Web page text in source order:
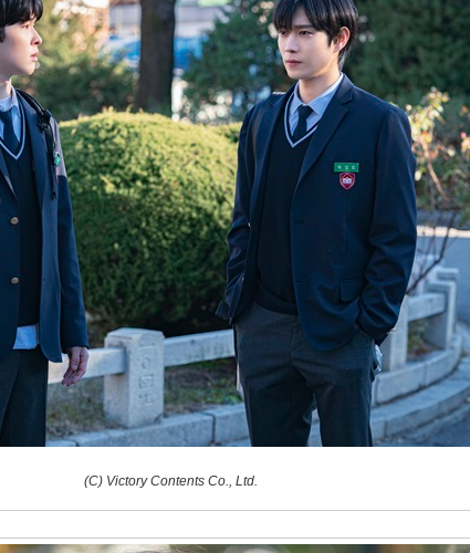
(C) Victory Contents Co., Ltd.